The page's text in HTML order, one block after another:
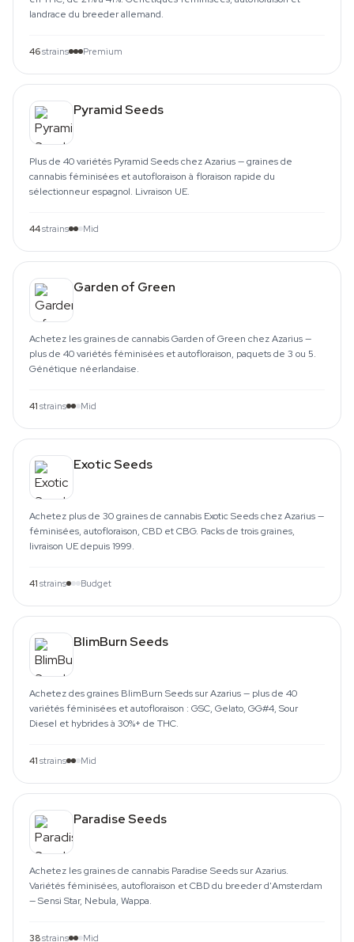
landrace du breeder allemand.
46strains Premium
Pyramid Seeds
Plus de 40 variétés Pyramid Seeds chez Azarius — graines de
cannabis féminisées et autofloraison à floraison rapide du
sélectionneur espagnol. Livraison UE.
44strains Mid
Garden of Green
Achetez les graines de cannabis Garden of Green chez Azarius —
plus de 40 variétés féminisées et autofloraison, paquets de 3 ou 5.
Génétique néerlandaise.
41 strains Mid
Exotic Seeds
Achetez plus de 30 graines de cannabis Exotic Seeds chez Azarius —
féminisées, autofloraison, CBD et CBG. Packs de trois graines,
livraison UE depuis 1999.
41 strains Budget
BlimBurn Seeds
Achetez des graines BlimBurn Seeds sur Azarius — plus de 40
variétés féminisées et autofloraison : GSC, Gelato, GG#4, Sour
Diesel et hybrides à 30%+ de THC.
41 strains Mid
Paradise Seeds
Achetez les graines de cannabis Paradise Seeds sur Azarius.
Variétés féminisées, autofloraison et CBD du breeder d'Amsterdam
— Sensi Star, Nebula, Wappa.
38strains Mid